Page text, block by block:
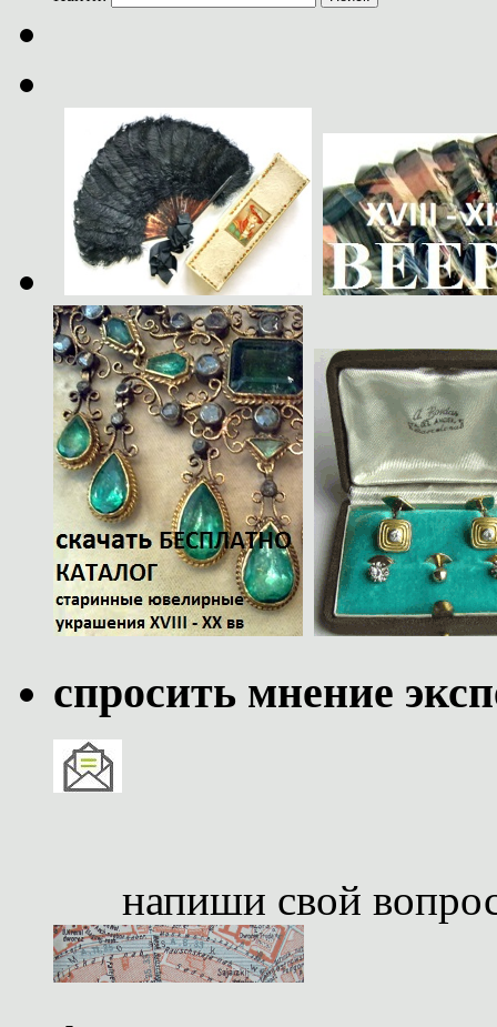
спросить мнение
напиши свой